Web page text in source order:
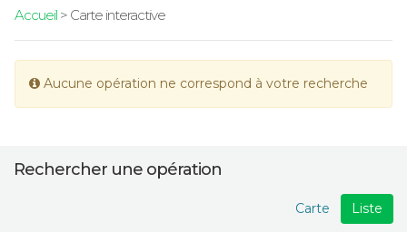
Accueil> Carte interactive
Aucune opération ne correspond à votre recherche
Rechercher une opération
Liste
Carte